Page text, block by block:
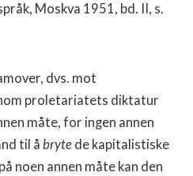
Moskva 1951, bd. II, s.
dvs. mot
proletariatets diktatur
måte, for ingen annen
til å bryte de kapitalistiske
noen annen måte kan den